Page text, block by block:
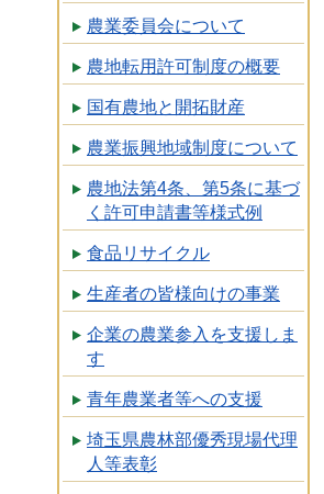
農業委員会について
農地転用許可制度の概要
国有農地と開拓財産
農業振興地域制度について
農地法第4条、第5条に基づ
く許可申請書等様式例
食品リサイクル
生産者の皆様向けの事業
企業の農業参入を支援しま
す
青年農業者等への支援
埼玉県農林部優秀現場代理
人等表彰